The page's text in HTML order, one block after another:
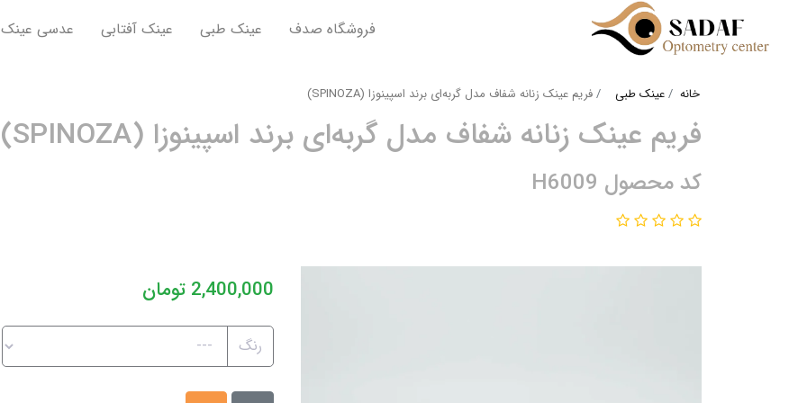
فروشگاه صدف عینک طبی عینک آفتابی عدسی عینک
خانه عینک طبی فریم عینک زنانه شفاف مدل گربه‌ای برند اسپینوزا (SPINOZA)
فریم عینک زنانه شفاف مدل گربه‌ای برند اسپینوزا (SPINOZA)
کد محصول H6009
2,400,000 تومان
رنگ